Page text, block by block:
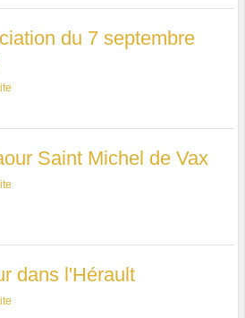
du 7 septembre
Saint Michel de Vax
dans l'Hérault